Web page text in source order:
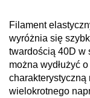
Filament
wyróżnia się
twardością 40D w
można wydłużyć
charakterystyczną
wielokrotnego